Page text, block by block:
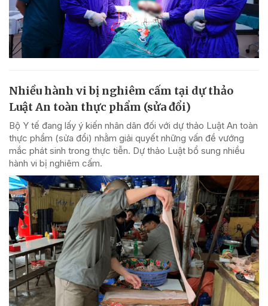
Nhiều hành vi bị nghiêm cấm tại dự thảo
Luật An toàn thực phẩm (sửa đổi)
Bộ Y tế đang lấy ý kiến nhân dân đối với dự thảo Luật An toàn
thực phẩm (sửa đổi) nhằm giải quyết những vấn đề vướng
mắc phát sinh trong thực tiễn. Dự thảo Luật bổ sung nhiều
hành vi bị nghiêm cấm.